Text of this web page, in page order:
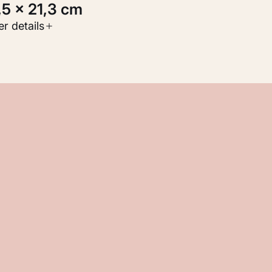
× 21,3 cm
werk
details